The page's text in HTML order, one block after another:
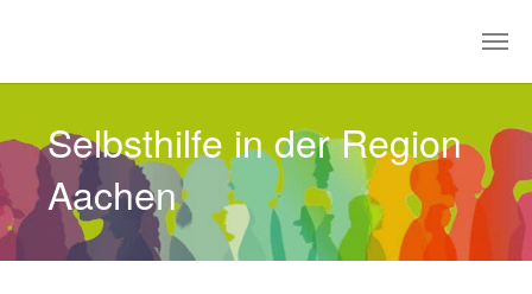
Selbsthilfe in der Region
Aachen